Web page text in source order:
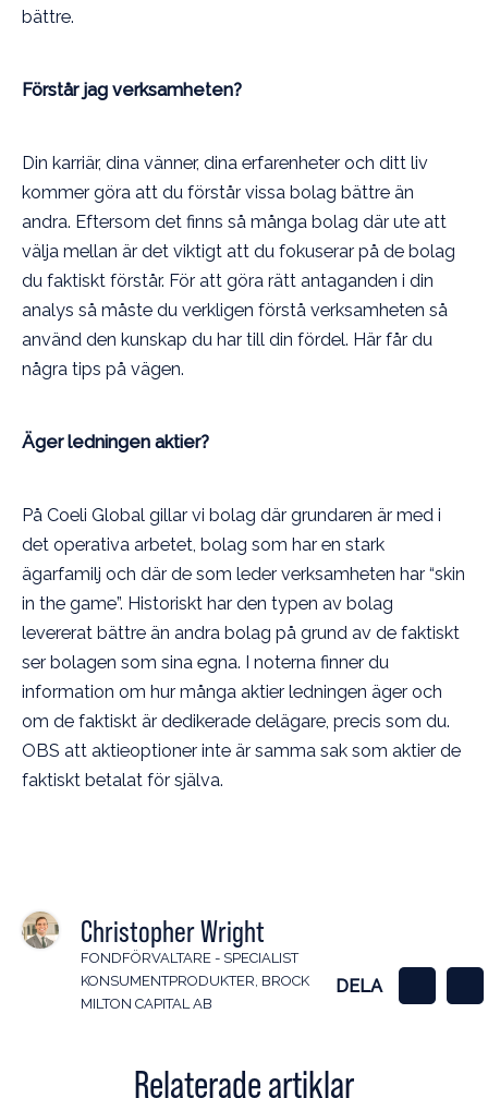
bättre.
Förstår jag verksamheten?
Din karriär, dina vänner, dina erfarenheter och ditt liv
kommer göra att du förstår vissa bolag bättre än
andra. Eftersom det finns så många bolag där ute att
välja mellan är det viktigt att du fokuserar på de bolag
du faktiskt förstår. För att göra rätt antaganden i din
analys så måste du verkligen förstå verksamheten så
använd den kunskap du har till din fördel. Här får du
några tips på vägen.
Äger ledningen aktier?
På Coeli Global gillar vi bolag där grundaren är med i
det operativa arbetet, bolag som har en stark
ägarfamilj och där de som leder verksamheten har “skin
in the game”. Historiskt har den typen av bolag
levererat bättre än andra bolag på grund av de faktiskt
ser bolagen som sina egna. I noterna finner du
information om hur många aktier ledningen äger och
om de faktiskt är dedikerade delägare, precis som du.
OBS att aktieoptioner inte är samma sak som aktier de
faktiskt betalat för själva.
Christopher Wright
FONDFÖRVALTARE - SPECIALIST
KONSUMENTPRODUKTER, BROCK
MILTON CAPITAL AB
DELA
Relaterade artiklar